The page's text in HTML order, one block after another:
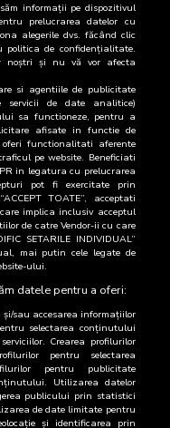
27.282
24.025
29.780
27.938
33.044
33.100
24.686
informații pe dispozitivul
prelucrarea datelor cu
alegerile dvs. făcând clic
politica de confidențialitate.
noștri și nu vă vor afecta
si agentiile de publicitate
servicii de date analitice)
sa functioneze, pentru a
afisate in functie de
functionalitati aferente
pe website. Beneficiati
in legatura cu prelucrarea
pot fi exercitate prin
TOATE”, acceptati
implica inclusiv acceptul
de catre Vendor-ii cu care
SETARILE INDIVIDUAL”
mai putin cele legate de
ului.
datele pentru a oferi:
și/sau accesarea informațiilor
selectarea conținutului
Crearea profilurilor
pentru selectarea
pentru publicitate
Utilizarea datelor
publicului prin statistici
de date limitate pentru
și identificarea prin